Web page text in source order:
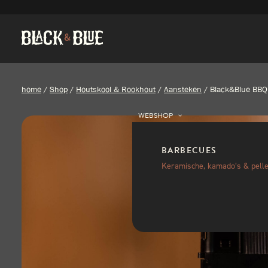
WEBSHOP
BARBECUES
Keramische, kamado’s &
home / Shop / Houtskool & Rookhout / Aansteken / Black&Blue